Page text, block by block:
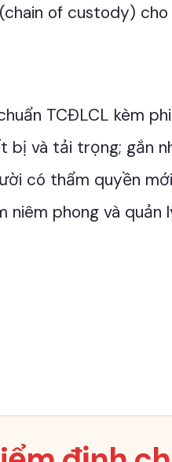
of custody) cho
TCĐLCL kèm
bị và tải trọng; gắn
có thẩm quyền
phong và quản